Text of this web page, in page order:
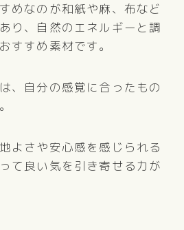
めなのが和紙や麻、布など
り、自然のエネルギーと調
すすめ素材です。
、自分の感覚に合ったもの
よさや安心感を感じられる
て良い気を引き寄せる力が